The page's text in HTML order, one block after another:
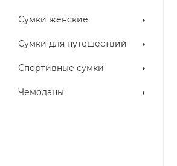
Сумки женские
Сумки для путешествий
Спортивные сумки
Чемоданы